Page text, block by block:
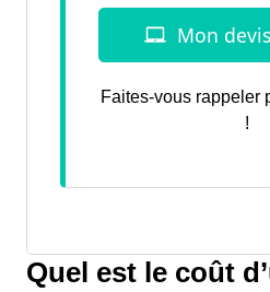
Faites-vous rappeler
!
Quel est le coût